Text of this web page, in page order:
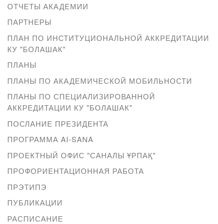
ОТЧЕТЫ АКАДЕМИИ
ПАРТНЕРЫ
ПЛАН ПО ИНСТИТУЦИОНАЛЬНОЙ АККРЕДИТАЦИИ
КУ "БОЛАШАК"
ПЛАНЫ
ПЛАНЫ ПО АКАДЕМИЧЕСКОЙ МОБИЛЬНОСТИ
ПЛАНЫ ПО СПЕЦИАЛИЗИРОВАННОЙ
АККРЕДИТАЦИИ КУ "БОЛАШАК"
ПОСЛАНИЕ ПРЕЗИДЕНТА
ПРОГРАММА AI-SANA
ПРОЕКТНЫЙ ОФИС "САНАЛЫ ҰРПАҚ"
ПРОФОРИЕНТАЦИОННАЯ РАБОТА
ПРЭТИПЭ
ПУБЛИКАЦИИ
РАСПИСАНИЕ